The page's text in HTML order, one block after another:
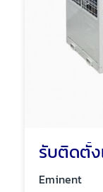
รับติดตั้ง
Eminent